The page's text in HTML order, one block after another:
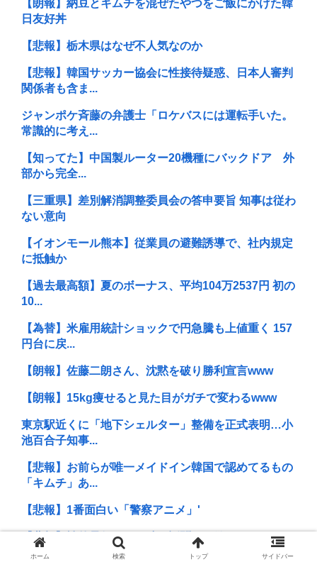
【朗報】納豆とキムチを混ぜたやつをご飯にかけた韓
日友好丼
【悲報】栃木県はなぜ不人気なのか
【悲報】韓国サッカー協会に性接待疑惑、日本人審判
関係者も含ま...
ジャンポケ斉藤の弁護士「ロケバスには運転手いた。
常識的に考え...
【知ってた】中国製ルーター20機種にバックドア 外
部から完全...
【三重県】差別解消調整委員会の答申要旨 知事は従わ
ない意向
【イオンモール熊本】従業員の避難誘導で、社内規定
に抵触か
【過去最高額】夏のボーナス、平均104万2537円 初の
10...
【為替】米雇用統計ショックで円急騰も上値重く 157
円台に戻...
【朗報】佐藤二朗さん、沈黙を破り勝利宣言www
【朗報】15kg痩せると見た目がガチで変わるwww
東京駅近くに「地下シェルター」整備を正式表明…小
池百合子知事...
【悲報】お前らが唯一メイドイン韓国で認めてるもの
「キムチ」あ...
【悲報】1番面白い「警察アニメ」'
【悲報】性的暴行された時の話聞いて欲しい
ホーム 検索 トップ サイドバー